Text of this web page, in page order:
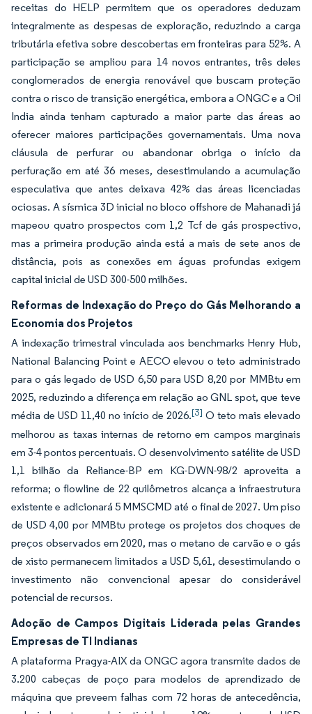
receitas do HELP permitem que os operadores deduzam
integralmente as despesas de exploração, reduzindo a carga
tributária efetiva sobre descobertas em fronteiras para 52%. A
participação se ampliou para 14 novos entrantes, três deles
conglomerados de energia renovável que buscam proteção
contra o risco de transição energética, embora a ONGC e a Oil
India ainda tenham capturado a maior parte das áreas ao
oferecer maiores participações governamentais. Uma nova
cláusula de perfurar ou abandonar obriga o início da
perfuração em até 36 meses, desestimulando a acumulação
especulativa que antes deixava 42% das áreas licenciadas
ociosas. A sísmica 3D inicial no bloco offshore de Mahanadi já
mapeou quatro prospectos com 1,2 Tcf de gás prospectivo,
mas a primeira produção ainda está a mais de sete anos de
distância, pois as conexões em águas profundas exigem
capital inicial de USD 300-500 milhões.
Reformas de Indexação do Preço do Gás Melhorando a
Economia dos Projetos
A indexação trimestral vinculada aos benchmarks Henry Hub,
National Balancing Point e AECO elevou o teto administrado
para o gás legado de USD 6,50 para USD 8,20 por MMBtu em
2025, reduzindo a diferença em relação ao GNL spot, que teve
média de USD 11,40 no início de 2026.[3] O teto mais elevado
melhorou as taxas internas de retorno em campos marginais
em 3-4 pontos percentuais. O desenvolvimento satélite de USD
1,1 bilhão da Reliance-BP em KG-DWN-98/2 aproveita a
reforma; o flowline de 22 quilômetros alcança a infraestrutura
existente e adicionará 5 MMSCMD até o final de 2027. Um piso
de USD 4,00 por MMBtu protege os projetos dos choques de
preços observados em 2020, mas o metano de carvão e o gás
de xisto permanecem limitados a USD 5,61, desestimulando o
investimento não convencional apesar do considerável
potencial de recursos.
Adoção de Campos Digitais Liderada pelas Grandes
Empresas de TI Indianas
A plataforma Pragya-AIX da ONGC agora transmite dados de
3.200 cabeças de poço para modelos de aprendizado de
máquina que preveem falhas com 72 horas de antecedência,